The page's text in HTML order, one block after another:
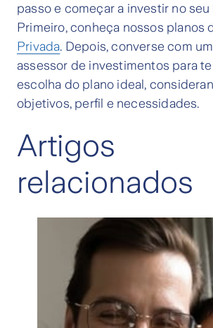
passo e começar a investir no seu
Primeiro, conheça nossos planos
Privada. Depois, converse com
assessor de investimentos para
escolha do plano ideal,
objetivos, perfil e necessidades.
Artigos
relacionados